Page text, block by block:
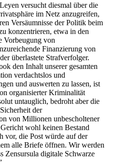
versucht diesmal über die
im Netz anzugreifen,
Versäumnisse der Politik beim
konzentrieren, etwa in den
Vorbeugung von
Finanzierung von
überlastete Strafverfolger.
den Inhalt unserer gesamten
verdachtslos und
und auswerten zu lassen, ist
organisierter Kriminalität
untauglich, bedroht aber die
der
von Millionen unbescholtener
wohl keinen Bestand
vor, die Post würde auf der
alle Briefe öffnen. Wir werden
Zensursula digitale Schwarze